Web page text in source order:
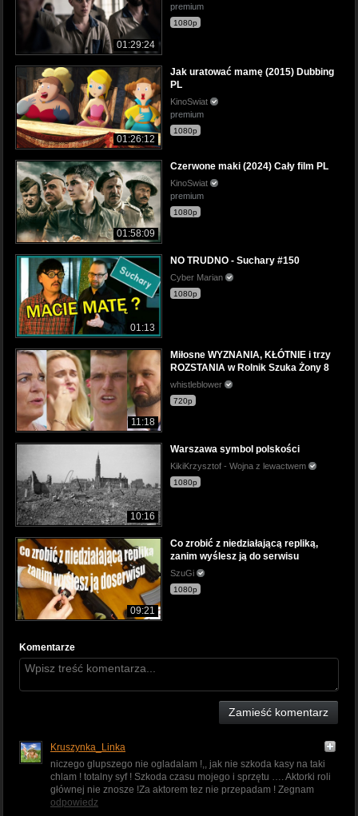
01:29:24
premium
1080p
01:26:12
Jak uratować mamę (2015) Dubbing
PL
KinoSwiat
premium
1080p
01:58:09
Czerwone maki (2024) Cały film PL
KinoSwiat
premium
1080p
01:13
NO TRUDNO - Suchary #150
Cyber Marian
1080p
11:18
Miłosne WYZNANIA, KŁÓTNIE i trzy
ROZSTANIA w Rolnik Szuka Żony 8
whistleblower
720p
10:16
Warszawa symbol polskości
KikiKrzysztof - Wojna z lewactwem
1080p
09:21
Co zrobić z niedziałającą repliką,
zanim wyślesz ją do serwisu
SzuGi
1080p
Komentarze
Zamieść komentarz
Kruszynka_Linka
niczego glupszego nie ogladalam !,, jak nie szkoda kasy na taki
chlam ! totalny syf ! Szkoda czasu mojego i sprzętu …. Aktorki roli
głównej nie znosze !Za aktorem tez nie przepadam ! Zegnam
odpowiedz